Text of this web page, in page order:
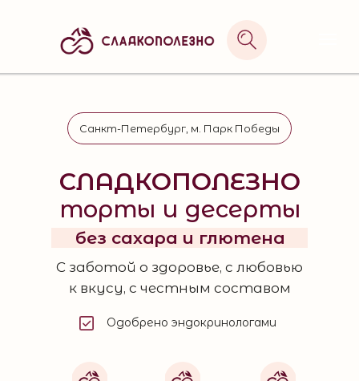
РАССЧИТАТЬ ТОРТ
СЛАДКОПОЛЕЗНО
торты и десерты
без сахара и глютена
С заботой о здоровье, с любовью
к вкусу, с честным составом
Санкт-Петербург, м. Парк Победы
Одобрено эндокринологами